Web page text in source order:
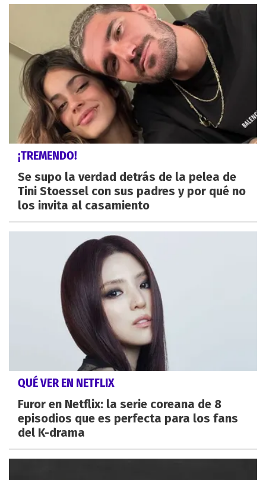
¡TREMENDO!
Se supo la verdad detrás de la pelea de
Tini Stoessel con sus padres y por qué no
los invita al casamiento
QUÉ VER EN NETFLIX
Furor en Netflix: la serie coreana de 8
episodios que es perfecta para los fans
del K-drama